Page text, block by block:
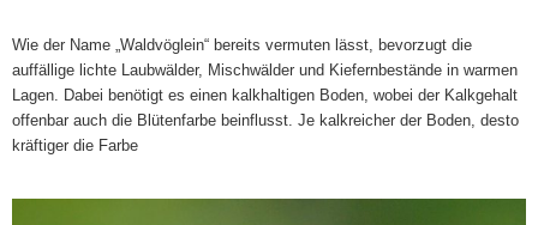
Wie der Name „Waldvöglein“ bereits vermuten lässt, bevorzugt die
auffällige lichte Laubwälder, Mischwälder und Kiefernbestände in warmen
Lagen. Dabei benötigt es einen kalkhaltigen Boden, wobei der Kalkgehalt
offenbar auch die Blütenfarbe beinflusst. Je kalkreicher der Boden, desto
kräftiger die Farbe